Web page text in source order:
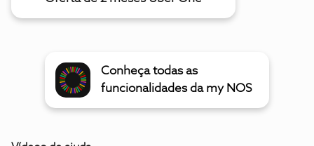
Conheça todas as
funcionalidades da my NOS